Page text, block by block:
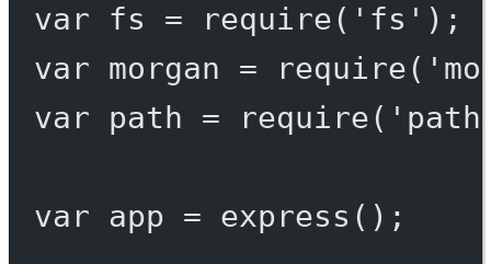
var fs = require( 'fs' );
var morgan = require(
var path = require(
var app = express ();